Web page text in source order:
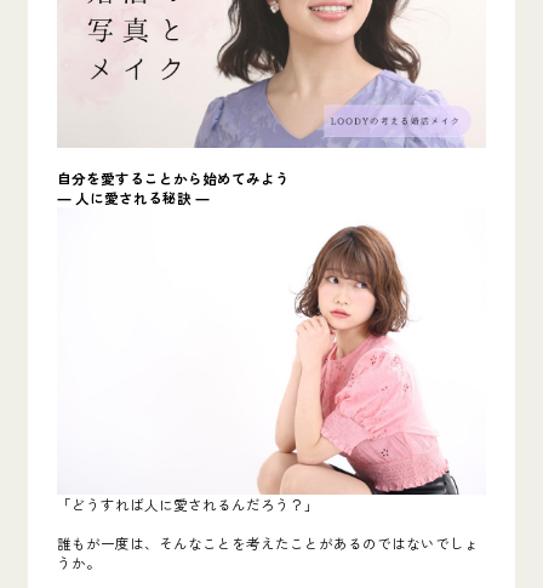
自分を愛することから始めてみよう
― 人に愛される秘訣 ―
「どうすれば人に愛されるんだろう？」
誰もが一度は、そんなことを考えたことがあるのではないでしょ
うか。